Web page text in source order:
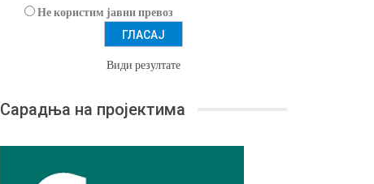
Не користим јавни превоз
Види резултате
Сарадња на пројектима